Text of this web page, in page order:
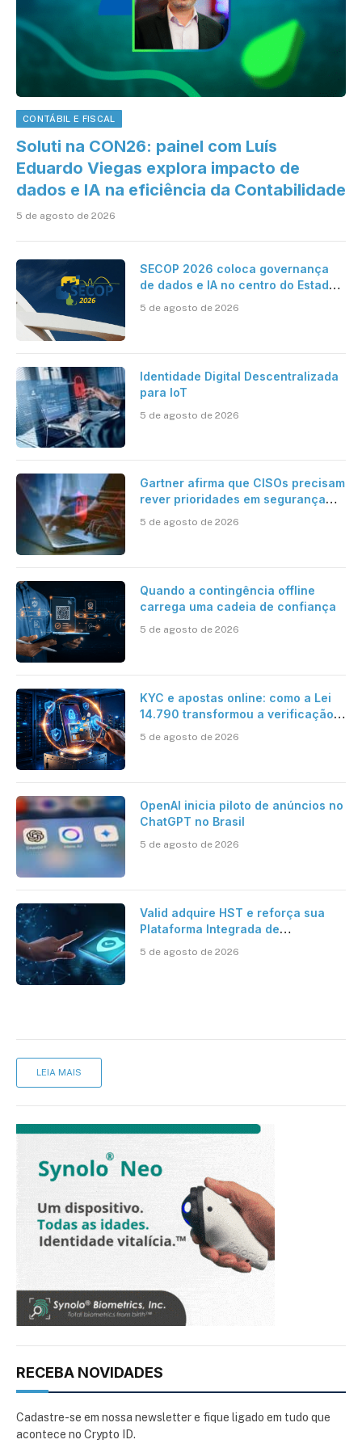
CONTÁBIL E FISCAL
Soluti na CON26: painel com Luís
Eduardo Viegas explora impacto de
dados e IA na eficiência da Contabilidade
5 de agosto de 2026
SECOP 2026 coloca governança
de dados e IA no centro do Estado
5 de agosto de 2026
Identidade Digital Descentralizada
para IoT
5 de agosto de 2026
Gartner afirma que CISOs precisam
rever prioridades em segurança
cibernética para enfrentar os
5 de agosto de 2026
Quando a contingência offline
carrega uma cadeia de confiança
5 de agosto de 2026
KYC e apostas online: como a Lei
14.790 transformou a verificação
de identidade no mercado
brasileiro
5 de agosto de 2026
OpenAI inicia piloto de anúncios no
ChatGPT no Brasil
5 de agosto de 2026
Valid adquire HST e reforça sua
Plataforma Integrada de
5 de agosto de 2026
LEIA MAIS
RECEBA NOVIDADES
Cadastre-se em nossa newsletter e fique ligado em tudo que
acontece no Crypto ID.